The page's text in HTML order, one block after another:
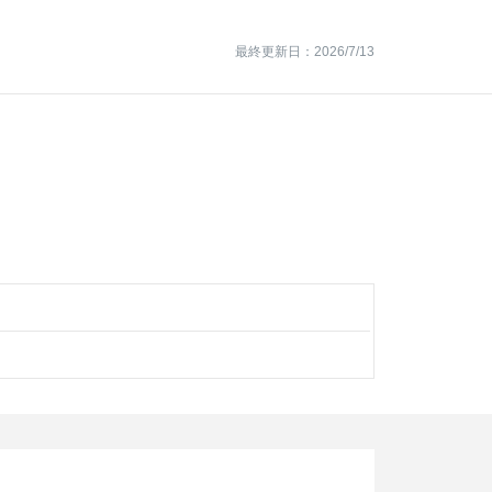
最終更新日：2026/7/13